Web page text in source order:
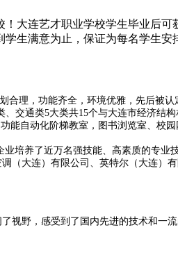
大连艺才职业学校学生毕业后可
生满意为止，保证为每名学生安
合理，功能齐全，环境优雅，先后被
、交通类5大类共15个与大连市经济结
能自动化阶梯教室，图书浏览室、校
培养了近万名强技能、高素质的专业
（大连）有限公司、英特尔（大连）
视野，感受到了国内先进的技术和一